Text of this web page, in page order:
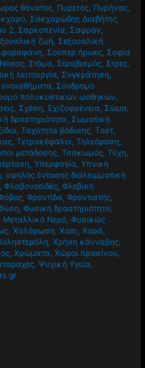
θάνατος, Πυρετός, Πυρήνας,
, Σακχαρώδης Διαβήτης,
2, Σαρκοπενία, Σαφράν,
ζωή, Σεξουαλική
, Σούπερ ήρωες, Σοφία
, Στόμα, Στραβισμός, Στρες,
λειτουργία, Συγκράτηση,
, Σύνδρομο
πολυκυστικών ωοθηκών,
, Σχέση, Σχιζοφρένεια, Σώμα,
δραστηριότητα, Σωματική
,Ταχύτητα βάδισης,Τεστ,
,Τετρακέφαλοι,Τηλεόραση,
μετάδοσης,Τσακωμός,Τύχη,
,Υπερφαγία,Υπνική
, υψηλής έντασης διαλειμματική
,Φλαβονοειδές,Φλεβική
,Φροντίδα,Φροντιστής,
,Φυσική δραστηριότητα,
Μεταλλικό Νερό,Φυσικώς
,Χαλάρωση,Χάπι,Χαρά,
,Χρήση κάνναβης,
,Χρώματα,Χώροι πρασίνου,
, Ψυχική Υγεία,